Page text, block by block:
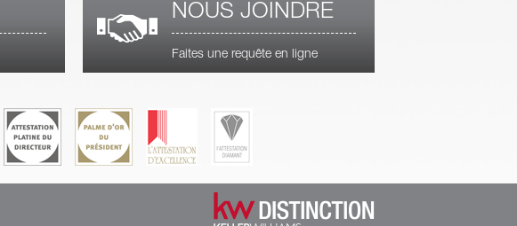
NOUS JOINDRE
Faites une requête en ligne